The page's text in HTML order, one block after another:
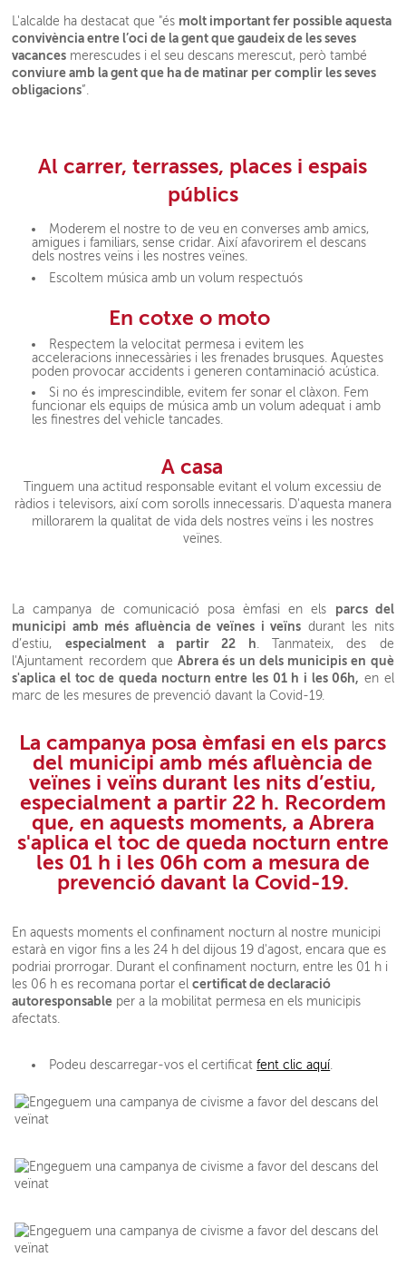
L'alcalde ha destacat que "és molt important fer possible aquesta
convivència entre l’oci de la gent que gaudeix de les seves
vacances merescudes i el seu descans merescut, però també
conviure amb la gent que ha de matinar per complir les seves
obligacions”.
Al carrer, terrasses, places i espais
públics
Moderem el nostre to de veu en converses amb amics,
amigues i familiars, sense cridar. Així afavorirem el descans
dels nostres veïns i les nostres veïnes.
Escoltem música amb un volum respectuós
En cotxe o moto
Respectem la velocitat permesa i evitem les
acceleracions innecessàries i les frenades brusques. Aquestes
poden provocar accidents i generen contaminació acústica.
Si no és imprescindible, evitem fer sonar el clàxon. Fem
funcionar els equips de música amb un volum adequat i amb
les finestres del vehicle tancades.
A casa
Tinguem una actitud responsable evitant el volum excessiu de
ràdios i televisors, així com sorolls innecessaris. D'aquesta manera
millorarem la qualitat de vida dels nostres veïns i les nostres
veïnes.
La campanya de comunicació posa èmfasi en els parcs del
municipi amb més afluència de veïnes i veïns durant les nits
d’estiu, especialment a partir 22 h . Tanmateix, des de
l'Ajuntament recordem queAbrera és un dels municipis en què
s'aplica el toc de queda nocturn entre les 01 h i les 06h, en el
marc de les mesures de prevenció davant la Covid-19.
La campanya posa èmfasi en els parcs
del municipi amb més afluència de
veïnes i veïns durant les nits d’estiu,
especialment a partir 22 h. Recordem
que, en aquests moments, a Abrera
s'aplica el toc de queda nocturn entre
les 01 h i les 06h com a mesura de
prevenció davant la Covid-19.
En aquests moments el confinament nocturn al nostre municipi
estarà en vigor fins a les 24 h del dijous 19 d'agost, encara que es
podriai prorrogar. Durant el confinament nocturn, entre les 01 h i
les 06 h es recomana portar elcertificat de declaració
autoresponsable per a la mobilitat permesa en els municipis
afectats.
Podeu descarregar-vos el certificatfent clic aquí.